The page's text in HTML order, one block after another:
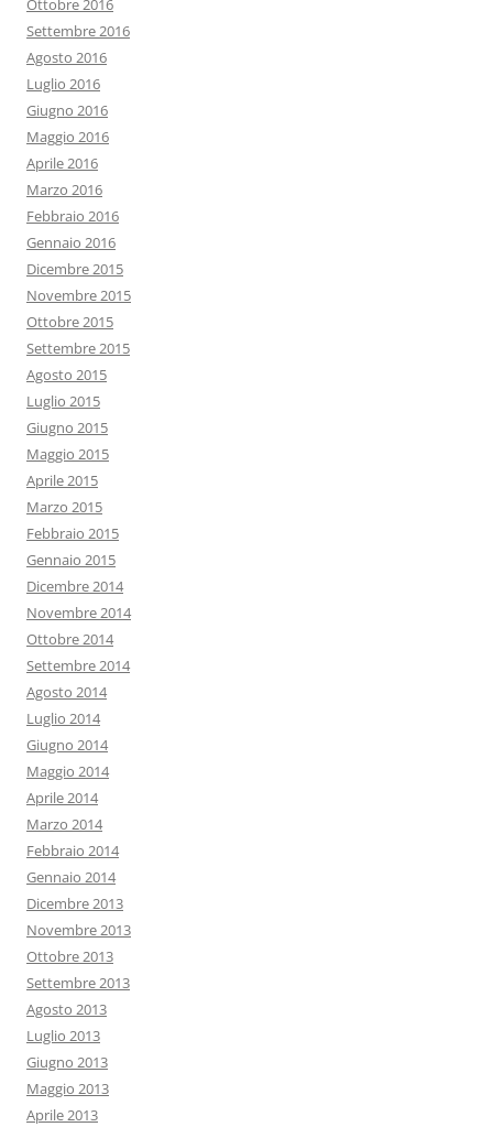
Ottobre 2016
Settembre 2016
Agosto 2016
Luglio 2016
Giugno 2016
Maggio 2016
Aprile 2016
Marzo 2016
Febbraio 2016
Gennaio 2016
Dicembre 2015
Novembre 2015
Ottobre 2015
Settembre 2015
Agosto 2015
Luglio 2015
Giugno 2015
Maggio 2015
Aprile 2015
Marzo 2015
Febbraio 2015
Gennaio 2015
Dicembre 2014
Novembre 2014
Ottobre 2014
Settembre 2014
Agosto 2014
Luglio 2014
Giugno 2014
Maggio 2014
Aprile 2014
Marzo 2014
Febbraio 2014
Gennaio 2014
Dicembre 2013
Novembre 2013
Ottobre 2013
Settembre 2013
Agosto 2013
Luglio 2013
Giugno 2013
Maggio 2013
Aprile 2013